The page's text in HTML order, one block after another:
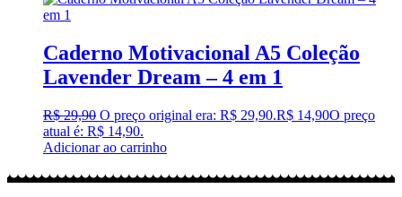
Caderno Motivacional A5 Coleção
Lavender Dream – 4 em 1
R$29,90 O preço original era: R$ 29,90.R$ 14,90O preço
atual é: R$ 14,90.
Adicionar ao carrinho